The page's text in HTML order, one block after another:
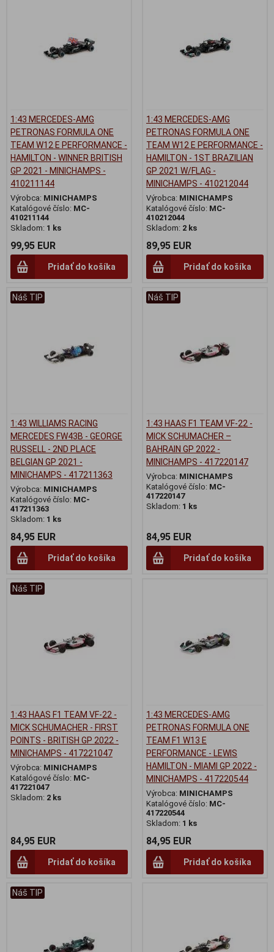
1:43 MERCEDES-AMG
PETRONAS FORMULA ONE
TEAM W12 E PERFORMANCE -
HAMILTON - WINNER BRITISH
GP 2021 - MINICHAMPS -
410211144
Výrobca: MINICHAMPS
Katalógové číslo: MC-
410211144
Skladom: 1 ks
99,95 EUR
Pridať do košíka
1:43 MERCEDES-AMG
PETRONAS FORMULA ONE
TEAM W12 E PERFORMANCE -
HAMILTON - 1ST BRAZILIAN
GP 2021 W/FLAG -
MINICHAMPS - 410212044
Výrobca: MINICHAMPS
Katalógové číslo: MC-
410212044
Skladom: 2 ks
89,95 EUR
Pridať do košíka
Náš TIP
1:43 WILLIAMS RACING
MERCEDES FW43B - GEORGE
RUSSELL - 2ND PLACE
BELGIAN GP 2021 -
MINICHAMPS - 417211363
Výrobca: MINICHAMPS
Katalógové číslo: MC-
417211363
Skladom: 1 ks
84,95 EUR
Pridať do košíka
Náš TIP
1:43 HAAS F1 TEAM VF-22 -
MICK SCHUMACHER –
BAHRAIN GP 2022 -
MINICHAMPS - 417220147
Výrobca: MINICHAMPS
Katalógové číslo: MC-
417220147
Skladom: 1 ks
84,95 EUR
Pridať do košíka
Náš TIP
1:43 HAAS F1 TEAM VF-22 -
MICK SCHUMACHER - FIRST
POINTS - BRITISH GP 2022 -
MINICHAMPS - 417221047
Výrobca: MINICHAMPS
Katalógové číslo: MC-
417221047
Skladom: 2 ks
84,95 EUR
Pridať do košíka
1:43 MERCEDES-AMG
PETRONAS FORMULA ONE
TEAM F1 W13 E
PERFORMANCE - LEWIS
HAMILTON - MIAMI GP 2022 -
MINICHAMPS - 417220544
Výrobca: MINICHAMPS
Katalógové číslo: MC-
417220544
Skladom: 1 ks
84,95 EUR
Pridať do košíka
Náš TIP